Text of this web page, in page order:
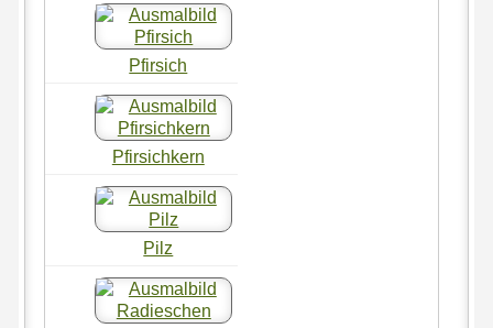
Pfirsich
Pfirsichkern
Pilz